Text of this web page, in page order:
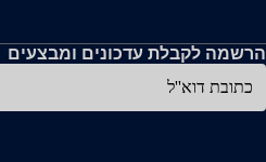
הרשמה לקבלת עדכונים ומבצעים
כתובת דוא''ל